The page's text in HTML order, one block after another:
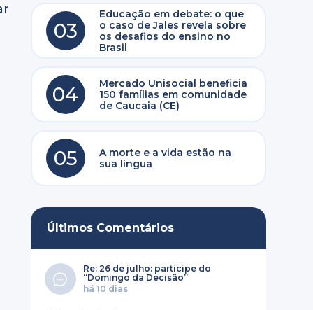
03
Educação em debate: o que
o caso de Jales revela sobre
os desafios do ensino no
Brasil
04
Mercado Unisocial beneficia
150 famílias em comunidade
de Caucaia (CE)
05
A morte e a vida estão na
sua língua
Últimos Comentários
Re: 26 de julho: participe do
“Domingo da Decisão”
há 10 dias